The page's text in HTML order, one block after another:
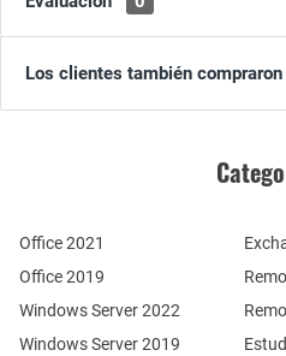
Los clientes también compraron
Office 2021
Office 2019
Windows Server 2022
Windows Server 2019